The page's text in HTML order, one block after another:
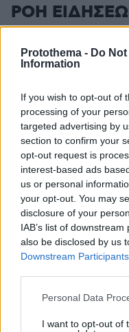
Protothema - Do
Information
If you wish to opt-out of
processing of your
targeted advertising by
section to confirm your
opt-out request is
interest-based ads
us or personal
your opt-out. You may
disclosure of your
IAB’s list of
also be disclosed by us
Downstream Participants
Please note that this
not limited to your visit
Personal Data
I want to opt-out of
ΡΟΗ
πριν 10 λεπτά
Renault 4 E-Tech
πριν 11 λεπτά
Ποιο αυτοκίνητο
ανεφοδιασμό;
πριν 14 λεπτά
Εντυπωσιακό: Έπεσε
φάνηκαν τα θεμέλια
Κωνσταντίνου, δείτε
πριν 14 λεπτά
πριν 14 λεπτά
Washington Post: Ο
πριν 15 λεπτά